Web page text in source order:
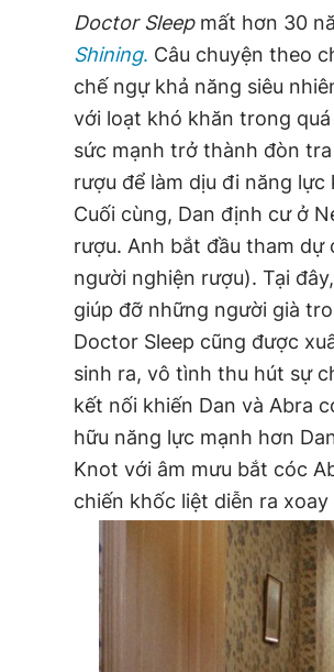
Doctor Sleepmất hơn 30
Shining. Câu chuyện theo
chế ngự khả năng siêu
với loạt khó khăn trong
sức mạnh trở thành đòn
rượu để làm dịu đi năng lực
Cuối cùng, Dan định cư ở
rượu. Anh bắt đầu tham dự
người nghiện rượu). Tại
giúp đỡ những người già
Doctor Sleep cũng được
sinh ra, vô tình thu hút sự
kết nối khiến Dan và Abra
hữu năng lực mạnh hơn
Knot với âm mưu bắt cóc
chiến khốc liệt diễn ra